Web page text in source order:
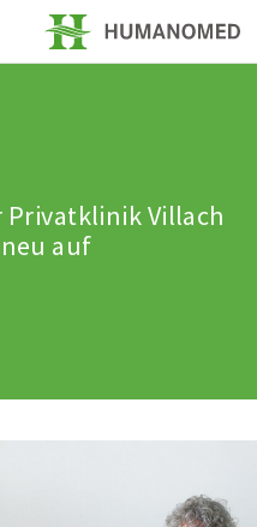
Villach
auf